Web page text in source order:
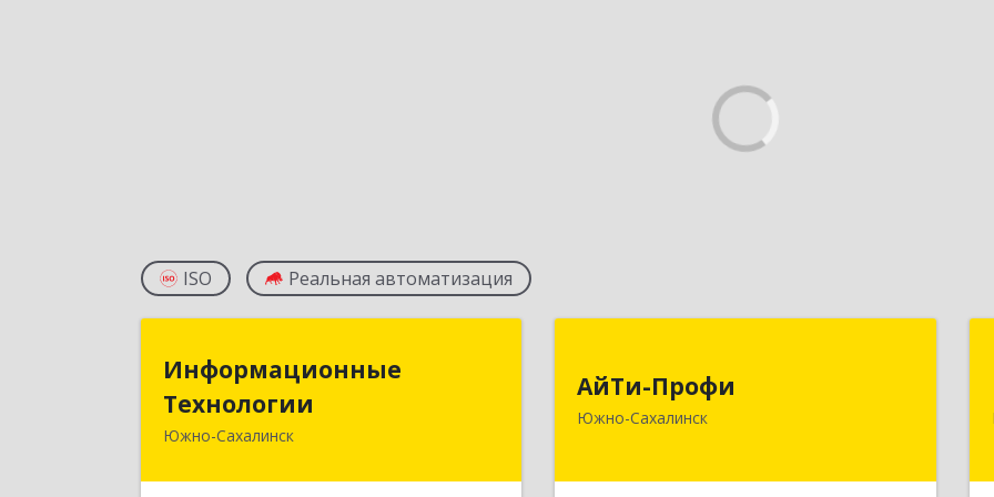
ISO Реальная автоматизация
Информационные
Технологии
Южно-Сахалинск
Технологии
693006, Сахалинская обл, Южно-
АйТи-Профи
Южно-Сахалинск
693023, Сахалинская обл, город
Южно-Сахалинск г.о., Южно-
№ 4